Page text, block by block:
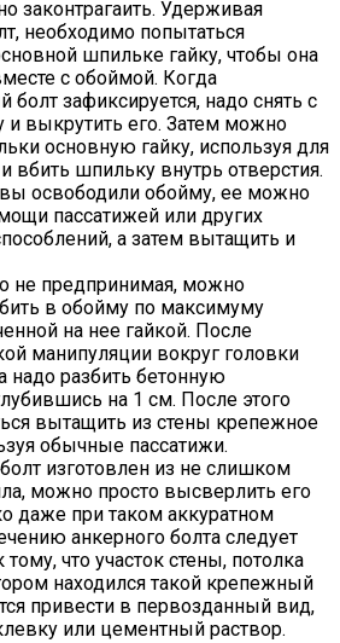
законтрагаить. Удерживая
необходимо попытаться
шпильке гайку, чтобы она
с обоймой. Когда
болт зафиксируется, надо снять с
и выкрутить его. Затем можно
основную гайку, используя для
и вбить шпильку внутрь отверстия.
вы освободили обойму, ее можно
пассатижей или других
а затем вытащить и
не предпринимая, можно
в обойму по максимуму
на нее гайкой. После
манипуляции вокруг головки
надо разбить бетонную
на 1 см. После этого
вытащить из стены крепежное
обычные пассатижи.
изготовлен из не слишком
можно просто высверлить его
даже при таком аккуратном
анкерного болта следует
что участок стены, потолка
находился такой крепежный
привести в первозданный вид,
или цементный раствор.